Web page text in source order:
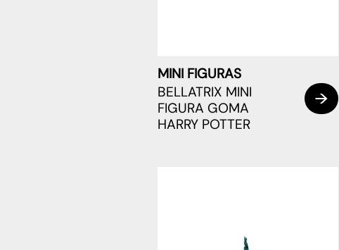
MINI FIGURAS
BELLATRIX MINI
FIGURA GOMA
HARRY POTTER